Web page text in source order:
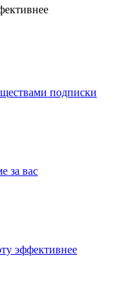
подписки
за вас
эффективнее